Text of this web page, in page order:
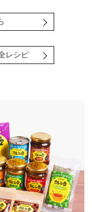
レシピ